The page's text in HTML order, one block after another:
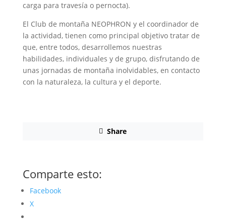
carga para travesía o pernocta).
El Club de montaña NEOPHRON y el coordinador de
la actividad, tienen como principal objetivo tratar de
que, entre todos, desarrollemos nuestras
habilidades, individuales y de grupo, disfrutando de
unas jornadas de montaña inolvidables, en contacto
con la naturaleza, la cultura y el deporte.
Share
Comparte esto:
Facebook
X